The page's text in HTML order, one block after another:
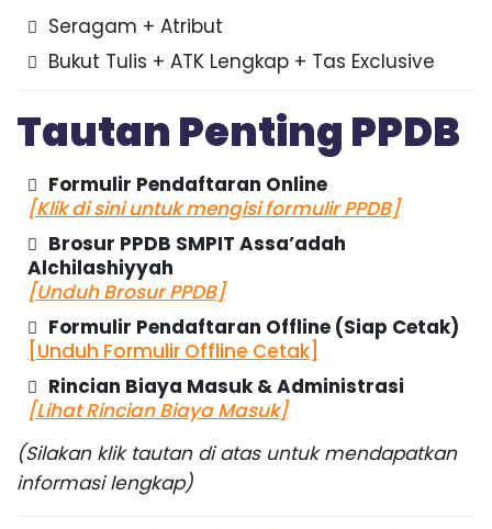
Seragam + Atribut
Bukut Tulis + ATK Lengkap + Tas Exclusive
Tautan Penting PPDB
Formulir Pendaftaran Online
[Klik di sini untuk mengisi formulir PPDB]
Brosur PPDB SMPIT Assa’adah
Alchilashiyyah
[Unduh Brosur PPDB]
Formulir Pendaftaran Offline (Siap Cetak)
[Unduh Formulir Offline Cetak]
Rincian Biaya Masuk & Administrasi
[Lihat Rincian Biaya Masuk]
(Silakan klik tautan di atas untuk mendapatkan
informasi lengkap)